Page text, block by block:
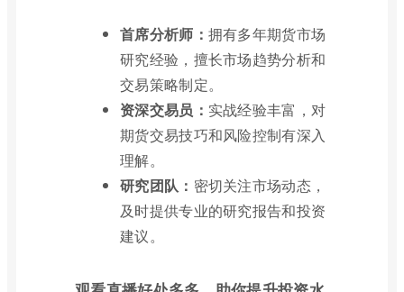
首席分析师： 拥有多年期货市场
研究经验，擅长市场趋势分析和
交易策略制定。
资深交易员： 实战经验丰富，对
期货交易技巧和风险控制有深入
理解。
研究团队： 密切关注市场动态，
及时提供专业的研究报告和投资
建议。